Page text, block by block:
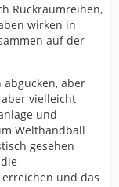
ist das was
Angriff
Möller als
wenn es
erwartet sein
verfolgen.
Rückraumreihen,
wirken in
auf der
aber
vielleicht
und
Welthandball
gesehen
und das